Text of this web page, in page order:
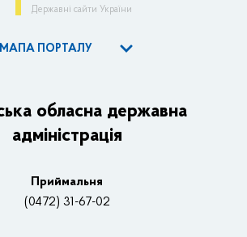
Державні сайти України
МАПА ПОРТАЛУ
адміністрації
та нормативно-правові засади
Нагороди
обласна державна
адміністрація
Приймальня
(0472) 31-67-02